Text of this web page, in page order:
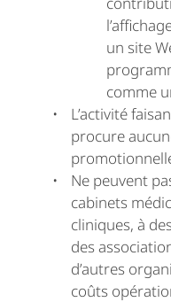
un site
comme
L’activité
procure
Ne peuvent
cabinets
cliniques, à
des
d’autres
coûts